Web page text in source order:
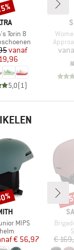
Torin 8
Prijs
Verlaagde prijs
vanaf
5,0(1 )
Artikel
MIPS
Prijs
Verlaagde prijs
€ 56,97
Artikel
€
-